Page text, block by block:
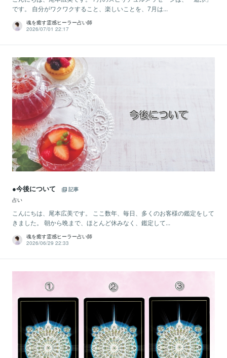
です。 自分がワクワクすること、楽しいことを、7月は...
魂を癒す霊感ヒーラー占い師
2026/07/01 22:17
●今後について
記事
占い
こんにちは、尾本広美です。 ここ数年、毎日、多くのお客様の鑑定をして
きました。 朝から晩まで、ほとんど休みなく、鑑定して...
魂を癒す霊感ヒーラー占い師
2026/06/29 22:33